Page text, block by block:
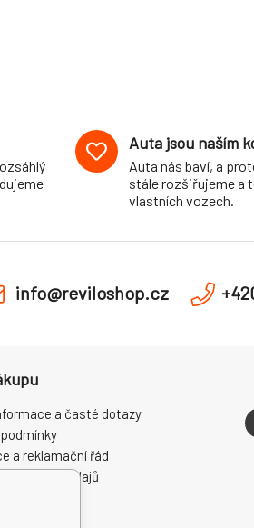
Auta jsou naším
Auta nás baví, a
stále rozšiřujeme a
vlastních vozech.
info@reviloshop.cz
a časté dotazy
a reklamační řád
osobních údajů